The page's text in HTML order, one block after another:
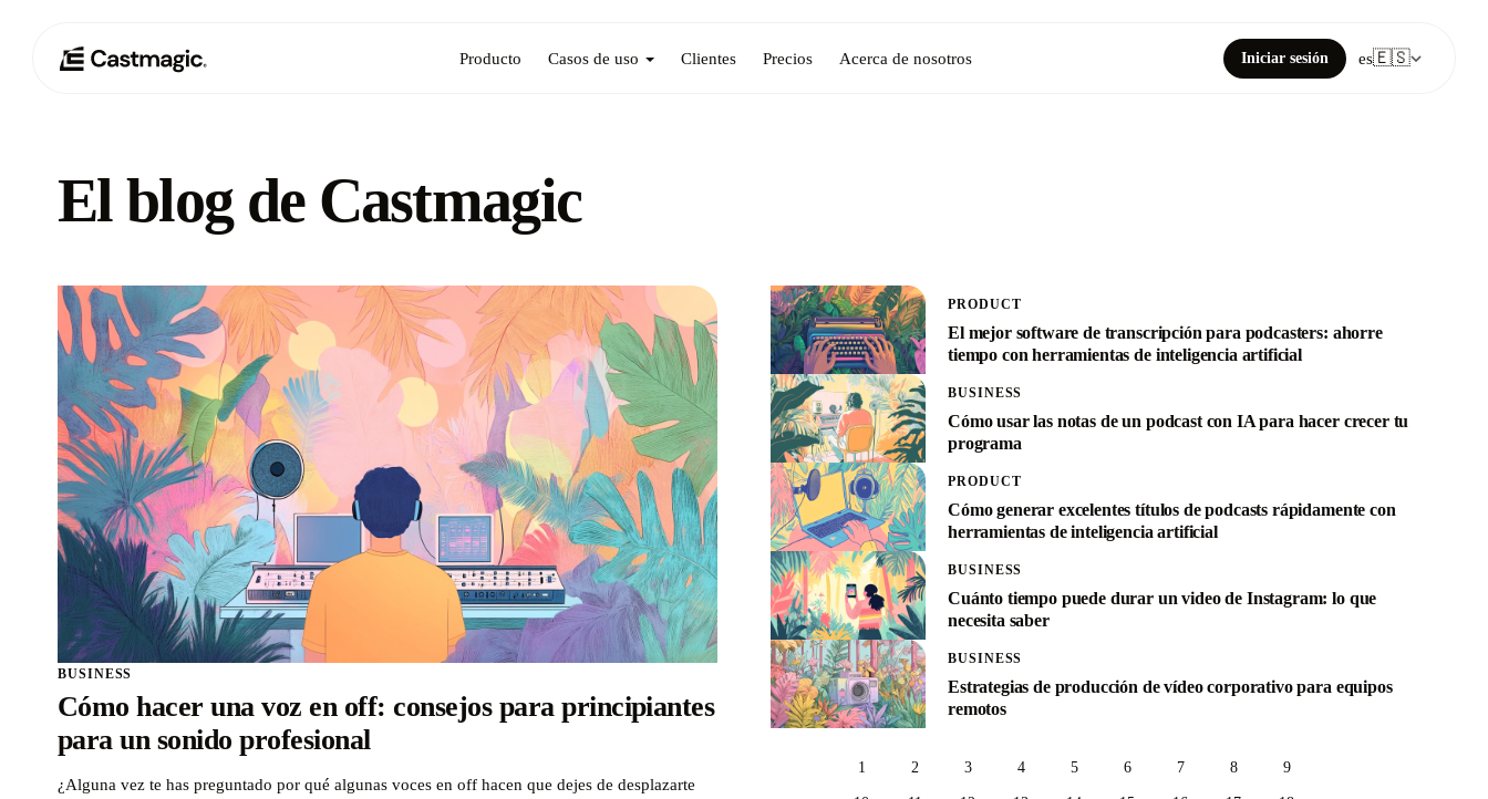
Producto Casos de uso Clientes Precios Acerca de nosotros Iniciar sesión es🇪🇸
El blog de Castmagic
BUSINESS
Cómo hacer una voz en off: consejos para principiantes
para un sonido profesional
¿Alguna vez te has preguntado por qué algunas voces en off hacen que dejes de desplazarte
PRODUCT
El mejor software de transcripción para podcasters: ahorre
tiempo con herramientas de inteligencia artificial
BUSINESS
Cómo usar las notas de un podcast con IA para hacer crecer tu
programa
PRODUCT
Cómo generar excelentes títulos de podcasts rápidamente con
herramientas de inteligencia artificial
BUSINESS
Cuánto tiempo puede durar un video de Instagram: lo que
necesita saber
BUSINESS
Estrategias de producción de vídeo corporativo para equipos
remotos
1 2 3 4 5 6 7 8 9